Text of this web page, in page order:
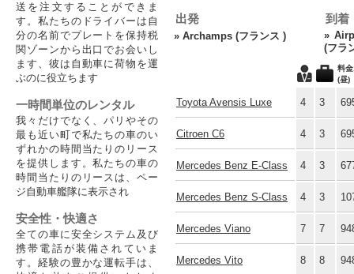
出発
» Archamps (フランス )
到着
»
(フラ
料
(昼)
Toyota Avensis Luxe 4 3
Citroen C6 4 3
Mercedes Benz E-Class 4 3
Mercedes Benz S-Class 4 3
Mercedes Viano 7 7
Mercedes Vito 8 8
送を注文することができま
す。私たちのドライバーは自
分の名前でプレートを保持税
関ゾーンから出口でお会いし
ます、彼は自動車に荷物を運
ぶのに役立ちます
一時間単位のレンタル
我々だけでなく、パリやその
最も近い町で私たちの車のい
ずれかの時間当たりのリース
を提供します。私たちの車の
時間当たりのリースは、ペー
ジ自動車艦隊に表示され
安全性・快適さ
全ての車に安全システム及び
携帯電話が装備されていま
す。経験の豊かな運転手は、